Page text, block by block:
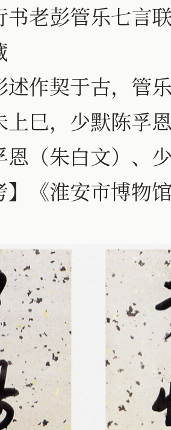
书老彭管乐七
述作契于古，管
上巳，少默陈孚
恩（朱白文）、
】《淮安市博物